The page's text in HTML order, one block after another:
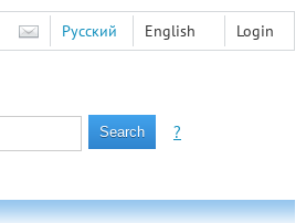
Login
Русский English
?